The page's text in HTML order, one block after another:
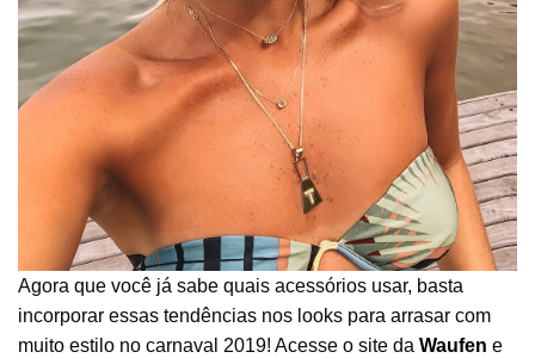
Agora que você já sabe quais acessórios usar, basta
incorporar essas tendências nos looks para arrasar com
muito estilo no carnaval 2019! Acesse o site da Waufen e